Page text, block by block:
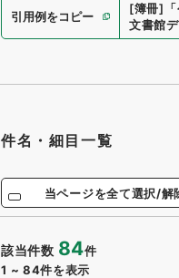
引用例をコピー
[簿冊] 「
文書館
件名・細目一覧
当ページを全て選択/解
該当件数 84件
1 ~ 84件を表示